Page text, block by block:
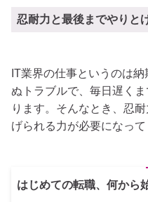
忍耐力と最後までやりと
IT業界の仕事というのは
ぬトラブルで、毎日遅く
ります。そんなとき、忍
げられる力が必要になって
はじめての転職、何から